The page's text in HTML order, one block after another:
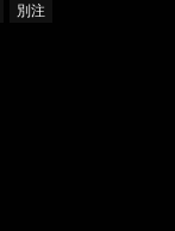
別注